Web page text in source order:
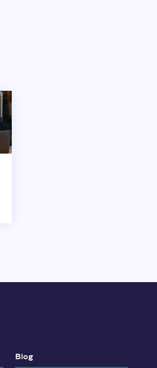
Blog